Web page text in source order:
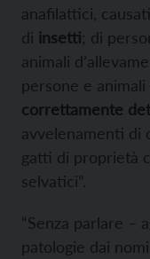
anafilattici,
di insetti; di
animali
persone e
correttamente
avvelenamenti di
gatti di proprietà
selvatici”.
“Senza parlare –
patologie dai